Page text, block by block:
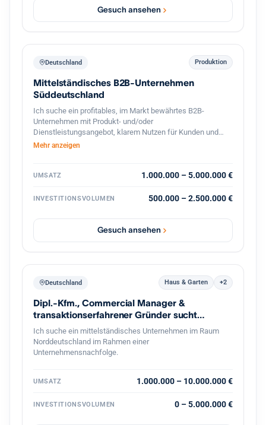
Gesuch ansehen
Deutschland Produktion
Mittelständisches B2B-Unternehmen
Süddeutschland
Ich suche ein profitables, im Markt bewährtes B2B-
Unternehmen mit Produkt- und/oder
Dienstleistungsangebot, klarem Nutzen für Kunden und
stabilen Geschäftsbeziehungen. Bevorzugt sind
eine überschaubare, gut führbare Unternehmensgröße.
Wachstumspotenzial, solider Ertragskraft und konservativ
Sanierungsfälle, reine Handels- oder Distributionsmodelle.
Mehr anzeigen
UMSATZ 1.000.000 – 5.000.000 €
INVESTITIONSVOLUMEN 500.000 – 2.500.000 €
Gesuch ansehen
Deutschland Haus & Garten +2
Dipl.-Kfm., Commercial Manager &
transaktionserfahrener Gründer sucht
Nachfolge
Ich suche ein mittelständisches Unternehmen im Raum
Norddeutschland im Rahmen einer
Unternehmensnachfolge.
UMSATZ 1.000.000 – 10.000.000 €
INVESTITIONSVOLUMEN 0 – 5.000.000 €